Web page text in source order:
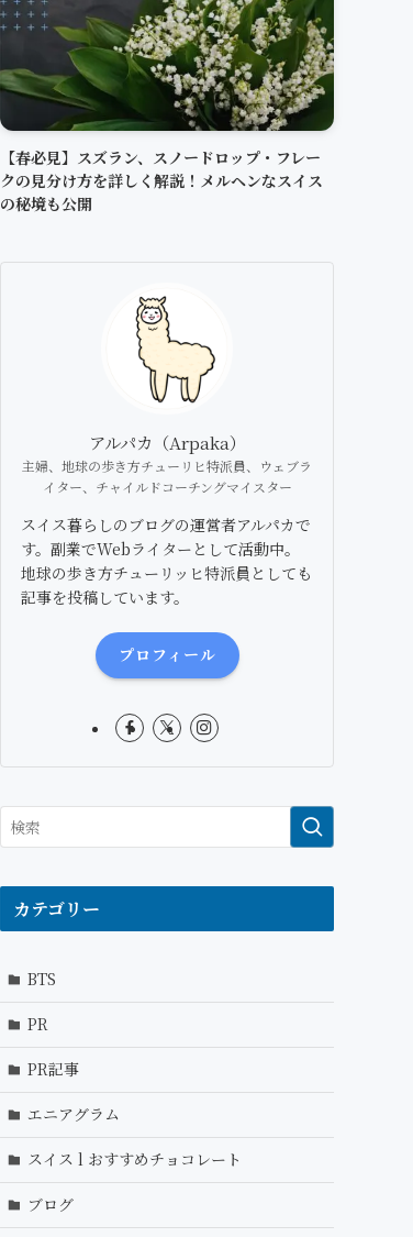
【春必見】スズラン、スノードロップ・フレー
クの見分け方を詳しく解説！メルヘンなスイス
の秘境も公開
アルパカ（Arpaka）
主婦、地球の歩き方チューリヒ特派員、ウェブラ
イター、チャイルドコーチングマイスター
スイス暮らしのブログの運営者アルパカで
す。副業でWebライターとして活動中。
地球の歩き方チューリッヒ特派員としても
記事を投稿しています。
プロフィール
カテゴリー
BTS
PR
PR記事
エニアグラム
スイス l おすすめチョコレート
ブログ